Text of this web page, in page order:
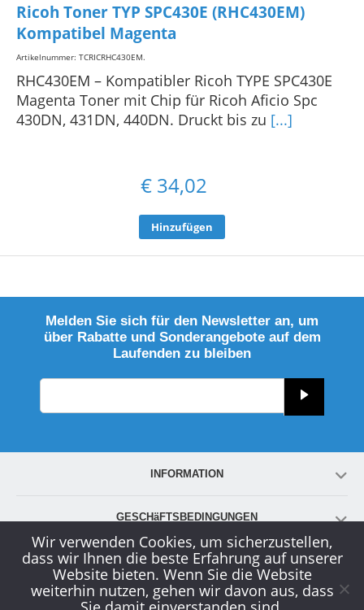
Ricoh Toner TYP SPC430E (RHC430EM)
Kompatibel Magenta
Artikelnummer: TCRICRHC430EM.
RHC430EM – Kompatibler Ricoh TYPE SPC430E
Magenta Toner mit Chip für Ricoh Aficio Spc
430DN, 431DN, 440DN. Druckt bis zu [...]
€ 34,02
Hinzufügen
Melden Sie sich für den Newsletter an, um
über Rabatte und Sonderangebote auf dem
Laufenden zu bleiben
INFORMATION
GESCHäFTSBEDINGUNGEN
KONTO
KUNDENDIENST
Wir verwenden Cookies, um sicherzustellen,
dass wir Ihnen die beste Erfahrung auf unserer
Website bieten. Wenn Sie die Website
weiterhin nutzen, gehen wir davon aus, dass